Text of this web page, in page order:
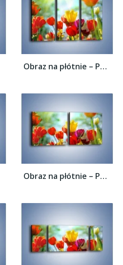
Obraz na płótnie – Pole polskich tulipanów...
Obraz na płótnie – Pole polskich tulipanów...